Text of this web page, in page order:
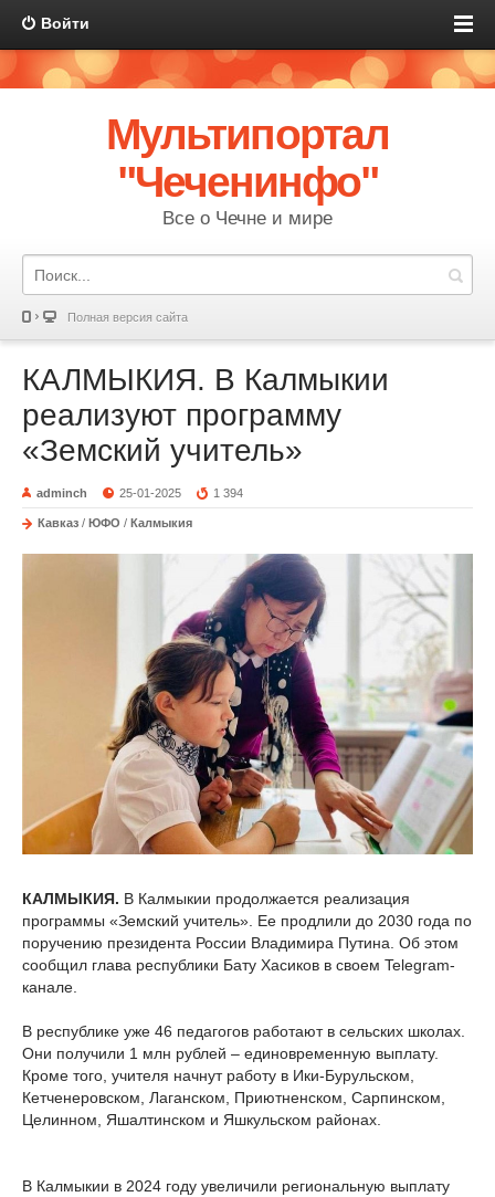
Войти
Мультипортал
"Чеченинфо"
Все о Чечне и мире
Полная версия сайта
КАЛМЫКИЯ. В Калмыкии
реализуют программу
«Земский учитель»
adminch 25-01-2025 1 394
Кавказ / ЮФО / Калмыкия
КАЛМЫКИЯ. В Калмыкии продолжается реализация
программы «Земский учитель». Ее продлили до 2030 года по
поручению президента России Владимира Путина. Об этом
сообщил глава республики Бату Хасиков в своем Telegram-
канале.
В республике уже 46 педагогов работают в сельских школах.
Они получили 1 млн рублей – единовременную выплату.
Кроме того, учителя начнут работу в Ики-Бурульском,
Кетченеровском, Лаганском, Приютненском, Сарпинском,
Целинном, Яшалтинском и Яшкульском районах.
В Калмыкии в 2024 году увеличили региональную выплату